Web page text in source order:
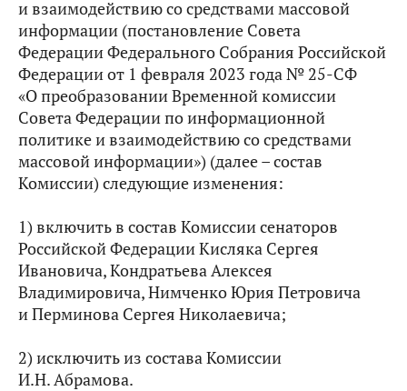
и взаимодействию со средствами массовой
информации (постановление Совета
Федерации Федерального Собрания Российской
Федерации от 1 февраля 2023 года № 25-СФ
«О преобразовании Временной комиссии
Совета Федерации по информационной
политике и взаимодействию со средствами
массовой информации») (далее – состав
Комиссии) следующие изменения:
1) включить в состав Комиссии сенаторов
Российской Федерации Кисляка Сергея
Ивановича, Кондратьева Алексея
Владимировича, Нимченко Юрия Петровича
и Перминова Сергея Николаевича;
2) исключить из состава Комиссии
И.Н. Абрамова.